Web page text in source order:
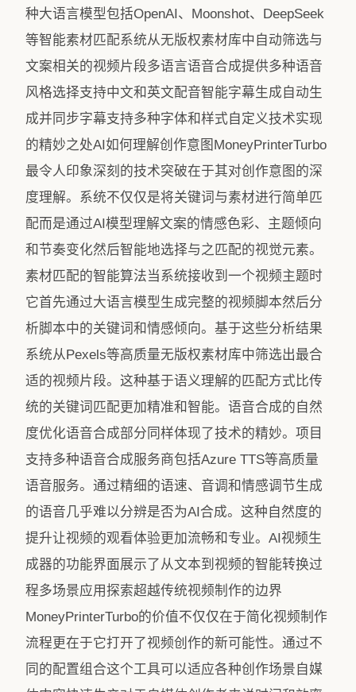
种大语言模型包括OpenAI、Moonshot、DeepSeek
等智能素材匹配系统从无版权素材库中自动筛选与
文案相关的视频片段多语言语音合成提供多种语音
风格选择支持中文和英文配音智能字幕生成自动生
成并同步字幕支持多种字体和样式自定义技术实现
的精妙之处AI如何理解创作意图MoneyPrinterTurbo
最令人印象深刻的技术突破在于其对创作意图的深
度理解。系统不仅仅是将关键词与素材进行简单匹
配而是通过AI模型理解文案的情感色彩、主题倾向
和节奏变化然后智能地选择与之匹配的视觉元素。
素材匹配的智能算法当系统接收到一个视频主题时
它首先通过大语言模型生成完整的视频脚本然后分
析脚本中的关键词和情感倾向。基于这些分析结果
系统从Pexels等高质量无版权素材库中筛选出最合
适的视频片段。这种基于语义理解的匹配方式比传
统的关键词匹配更加精准和智能。语音合成的自然
度优化语音合成部分同样体现了技术的精妙。项目
支持多种语音合成服务商包括Azure TTS等高质量
语音服务。通过精细的语速、音调和情感调节生成
的语音几乎难以分辨是否为AI合成。这种自然度的
提升让视频的观看体验更加流畅和专业。AI视频生
成器的功能界面展示了从文本到视频的智能转换过
程多场景应用探索超越传统视频制作的边界
MoneyPrinterTurbo的价值不仅仅在于简化视频制作
流程更在于它打开了视频创作的新可能性。通过不
同的配置组合这个工具可以适应各种创作场景自媒